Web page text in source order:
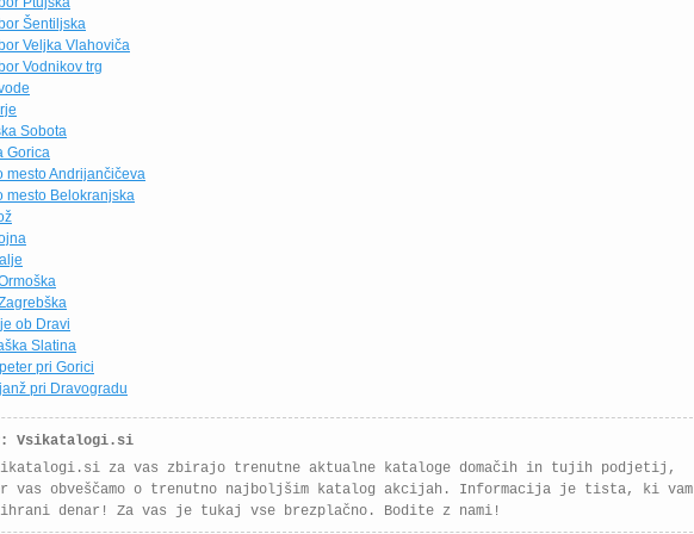
Šentiljska
Veljka Vlahoviča
Vodnikov trg
Sobota
Gorica
mesto Andrijančičeva
mesto Belokranjska
ob Dravi
Slatina
pri Gorici
pri Dravogradu
Vsikatalogi.si
za vas zbirajo trenutne aktualne kataloge domačih in tujih podjetij,
vas obveščamo o trenutno najboljšim katalog akcijah. Informacija je tista, ki vam
denar! Za vas je tukaj vse brezplačno. Bodite z nami!